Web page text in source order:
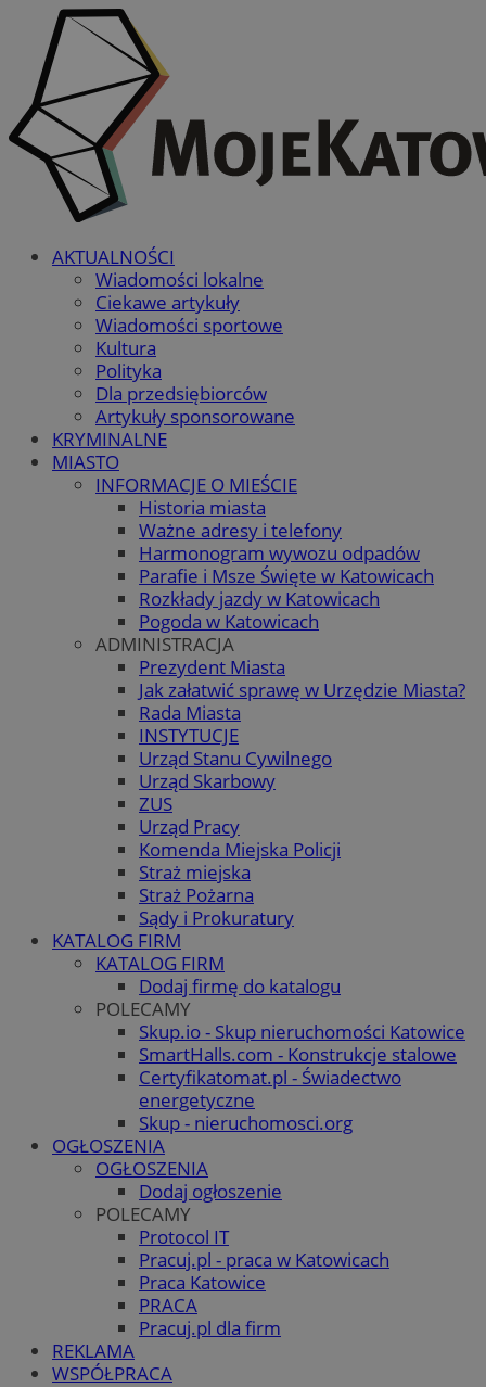
AKTUALNOŚCI
Wiadomości lokalne
Ciekawe artykuły
Wiadomości sportowe
Kultura
Polityka
Dla przedsiębiorców
Artykuły sponsorowane
KRYMINALNE
MIASTO
INFORMACJE O MIEŚCIE
Historia miasta
Ważne adresy i telefony
Harmonogram wywozu odpadów
Parafie i Msze Święte w Katowicach
Rozkłady jazdy w Katowicach
Pogoda w Katowicach
ADMINISTRACJA
Prezydent Miasta
Jak załatwić sprawę w Urzędzie Miasta?
Rada Miasta
INSTYTUCJE
Urząd Stanu Cywilnego
Urząd Skarbowy
ZUS
Urząd Pracy
Komenda Miejska Policji
Straż miejska
Straż Pożarna
Sądy i Prokuratury
KATALOG FIRM
KATALOG FIRM
Dodaj firmę do katalogu
POLECAMY
Skup.io - Skup nieruchomości Katowice
SmartHalls.com - Konstrukcje stalowe
Certyfikatomat.pl - Świadectwo
energetyczne
Skup - nieruchomosci.org
OGŁOSZENIA
OGŁOSZENIA
Dodaj ogłoszenie
POLECAMY
Protocol IT
Pracuj.pl - praca w Katowicach
Praca Katowice
PRACA
Pracuj.pl dla firm
REKLAMA
WSPÓŁPRACA